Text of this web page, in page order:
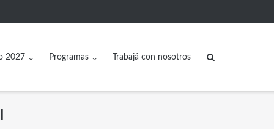
2027 Programas Trabajá con nosotros